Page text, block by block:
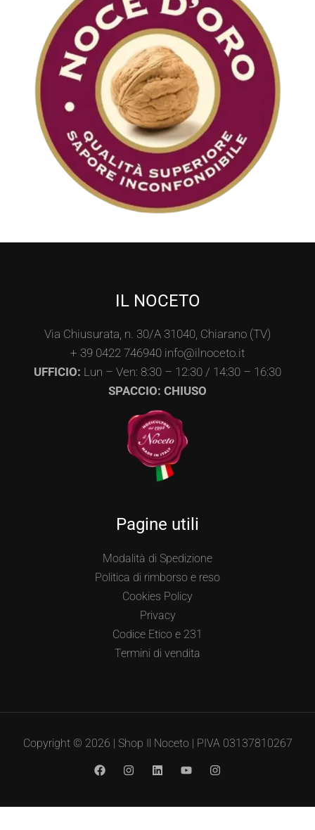
IL NOCETO
Via Chiusurata, n. 30/A 31040, Chiarano (TV)
+ 39 0422 746940 info@ilnoceto.it
UFFICIO: Lun – Ven: 8:30 – 12:30 / 14:30 – 16:30
SPACCIO: CHIUSO
Pagine utili
Modalità di Spedizione
Politica di rimborso e reso
Cookies Policy
Privacy
Codice Etico e 231
Termini di vendita
Copyright © 2026 | Shop Il Noceto | PIVA 03137810267